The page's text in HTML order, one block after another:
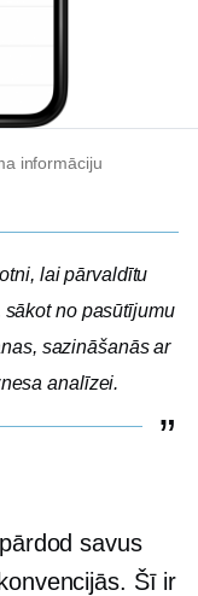
informāciju
lai pārvaldītu
no pasūtījumu
sazināšanās ar
analīzei.
savus
Šī ir